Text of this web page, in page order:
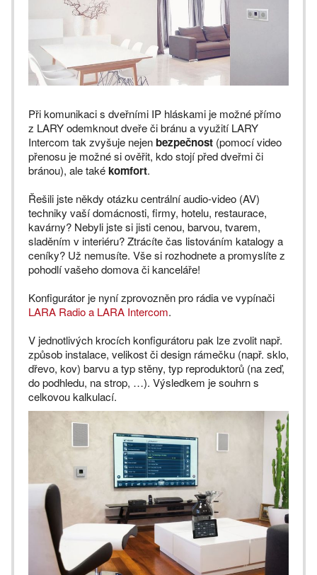
Při komunikaci s dveřními IP hláskami je možné přímo
z LARY odemknout dveře či bránu a využití LARY
Intercom tak zvyšuje nejenbezpečnost (pomocí video
přenosu je možné si ověřit, kdo stojí před dveřmi či
bránou), ale takékomfort.
Řešili jste někdy otázku centrální audio-video (AV)
techniky vaší domácnosti, firmy, hotelu, restaurace,
kavárny? Nebyli jste si jisti cenou, barvou, tvarem,
sladěním v interiéru? Ztrácíte čas listováním katalogy a
ceníky? Už nemusíte. Vše si rozhodnete a promyslíte z
pohodlí vašeho domova či kanceláře!
Konfigurátor je nyní zprovozněn pro rádia ve vypínači
LARA Radio a LARA Intercom.
V jednotlivých krocích konfigurátoru pak lze zvolit např.
způsob instalace, velikost či design rámečku (např. sklo,
dřevo, kov) barvu a typ stěny, typ reproduktorů (na zeď,
do podhledu, na strop, …). Výsledkem je souhrn s
celkovou kalkulací.